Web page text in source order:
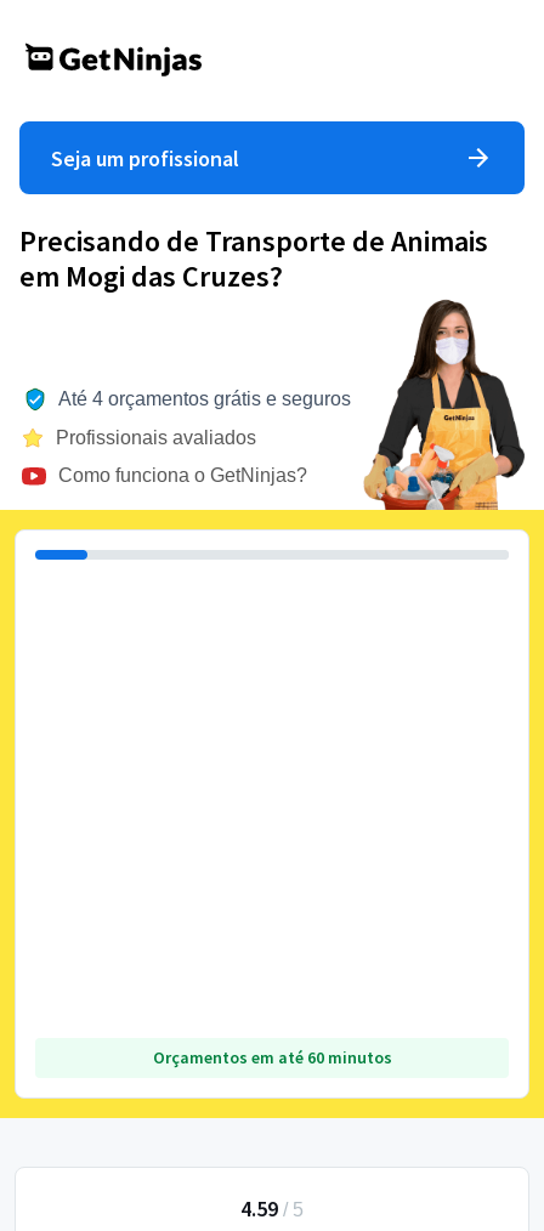
Seja um profissional
Precisando de Transporte de Animais
em Mogi das Cruzes?
Até 4 orçamentos grátis e seguros
Profissionais avaliados
Como funciona o GetNinjas?
Orçamentos em até 60 minutos
4.59 / 5